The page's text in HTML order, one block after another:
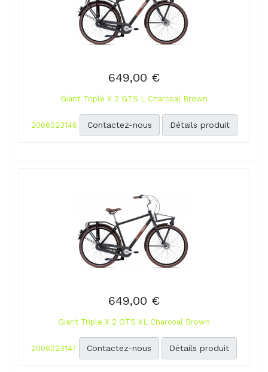
649,00 €
Giant Triple X 2 GTS L Charcoal Brown
2006023146 Contactez-nous Détails produit
649,00 €
Giant Triple X 2 GTS XL Charcoal Brown
2006023147 Contactez-nous Détails produit